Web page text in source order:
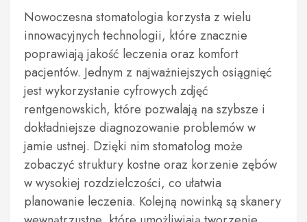
Nowoczesna stomatologia korzysta z wielu
innowacyjnych technologii, które znacznie
poprawiają jakość leczenia oraz komfort
pacjentów. Jednym z najważniejszych osiągnięć
jest wykorzystanie cyfrowych zdjęć
rentgenowskich, które pozwalają na szybsze i
dokładniejsze diagnozowanie problemów w
jamie ustnej. Dzięki nim stomatolog może
zobaczyć struktury kostne oraz korzenie zębów
w wysokiej rozdzielczości, co ułatwia
planowanie leczenia. Kolejną nowinką są skanery